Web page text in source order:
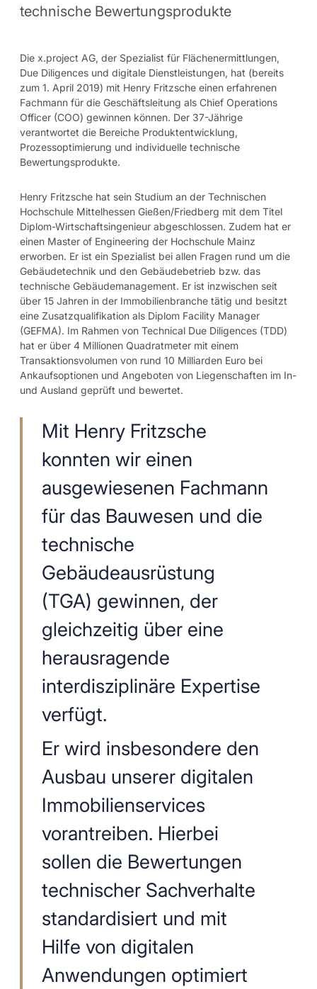
technische Bewertungsprodukte
Die x.project AG, der Spezialist für Flächenermittlungen,
Due Diligences und digitale Dienstleistungen, hat (bereits
zum 1. April 2019) mit Henry Fritzsche einen erfahrenen
Fachmann für die Geschäftsleitung als Chief Operations
Officer (COO) gewinnen können. Der 37-Jährige
verantwortet die Bereiche Produktentwicklung,
Prozessoptimierung und individuelle technische
Bewertungsprodukte.
Henry Fritzsche hat sein Studium an der Technischen
Hochschule Mittelhessen Gießen/Friedberg mit dem Titel
Diplom-Wirtschaftsingenieur abgeschlossen. Zudem hat er
einen Master of Engineering der Hochschule Mainz
erworben. Er ist ein Spezialist bei allen Fragen rund um die
Gebäudetechnik und den Gebäudebetrieb bzw. das
technische Gebäudemanagement. Er ist inzwischen seit
über 15 Jahren in der Immobilienbranche tätig und besitzt
eine Zusatzqualifikation als Diplom Facility Manager
(GEFMA). Im Rahmen von Technical Due Diligences (TDD)
hat er über 4 Millionen Quadratmeter mit einem
Transaktionsvolumen von rund 10 Milliarden Euro bei
Ankaufsoptionen und Angeboten von Liegenschaften im In-
und Ausland geprüft und bewertet.
Mit Henry Fritzsche
konnten wir einen
ausgewiesenen Fachmann
für das Bauwesen und die
technische
Gebäudeausrüstung
(TGA) gewinnen, der
gleichzeitig über eine
herausragende
interdisziplinäre Expertise
verfügt.
Er wird insbesondere den
Ausbau unserer digitalen
Immobilienservices
vorantreiben. Hierbei
sollen die Bewertungen
technischer Sachverhalte
standardisiert und mit
Hilfe von digitalen
Anwendungen optimiert